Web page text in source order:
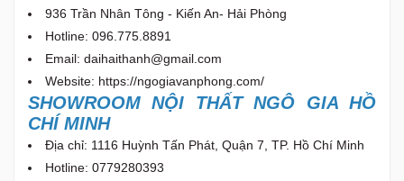
936 Trần Nhân Tông - Kiến An- Hải Phòng
Hotline: 096.775.8891
Email: daihaithanh@gmail.com
Website: https://ngogiavanphong.com/
SHOWROOM NỘI THẤT NGÔ GIA HỒ
CHÍ MINH
Địa chỉ: 1116 Huỳnh Tấn Phát, Quận 7, TP. Hồ Chí Minh
Hotline: 0779280393